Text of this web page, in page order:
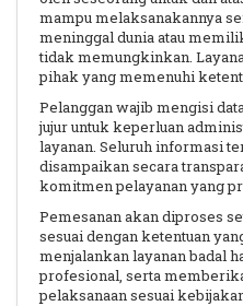
mampu melaksanakannya
meninggal dunia atau
tidak memungkinkan.
pihak yang memenuhi
Pelanggan wajib mengisi
jujur untuk keperluan
layanan. Seluruh informasi
disampaikan secara
komitmen pelayanan yang
Pemesanan akan diproses
sesuai dengan ketentuan
menjalankan layanan badal
profesional, serta
pelaksanaan sesuai